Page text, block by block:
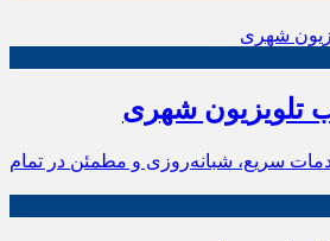
تلویزیون شهری